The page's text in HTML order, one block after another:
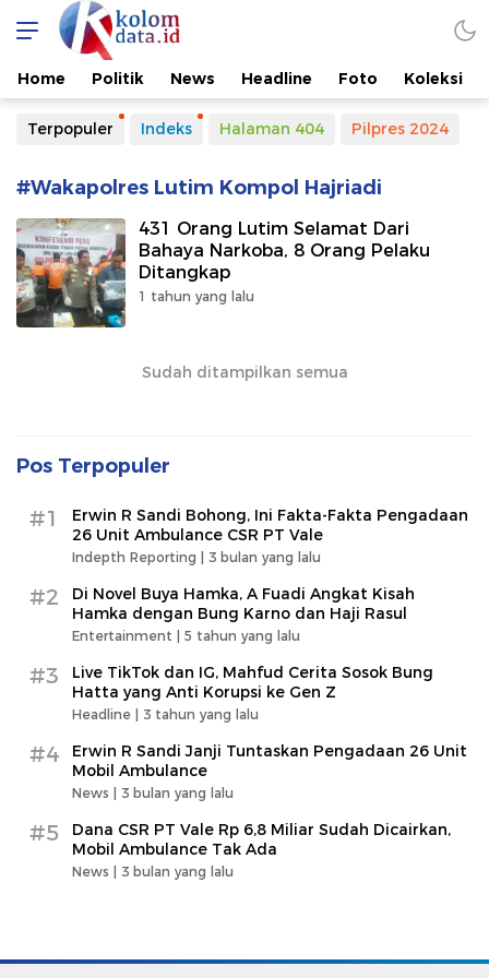
Kolomdata.id
Home Politik News Headline Foto Koleksi
Terpopuler Indeks Halaman 404 Pilpres 2024
#Wakapolres Lutim Kompol Hajriadi
431 Orang Lutim Selamat Dari
Bahaya Narkoba, 8 Orang Pelaku
Ditangkap
1 tahun yang lalu
Sudah ditampilkan semua
Pos Terpopuler
#1
Erwin R Sandi Bohong, Ini Fakta-Fakta Pengadaan
26 Unit Ambulance CSR PT Vale
Indepth Reporting | 3 bulan yang lalu
#2
Di Novel Buya Hamka, A Fuadi Angkat Kisah
Hamka dengan Bung Karno dan Haji Rasul
Entertainment | 5 tahun yang lalu
#3
Live TikTok dan IG, Mahfud Cerita Sosok Bung
Hatta yang Anti Korupsi ke Gen Z
Headline | 3 tahun yang lalu
#4
Erwin R Sandi Janji Tuntaskan Pengadaan 26 Unit
Mobil Ambulance
News | 3 bulan yang lalu
#5
Dana CSR PT Vale Rp 6,8 Miliar Sudah Dicairkan,
Mobil Ambulance Tak Ada
News | 3 bulan yang lalu